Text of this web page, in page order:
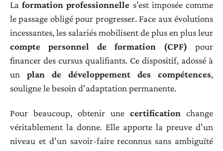
Laformation professionnelle s’est imposée comme
le passage obligé pour progresser. Face aux évolutions
incessantes, les salariés mobilisent de plus en plus leur
compte personnel de formation (CPF) pour
financer des cursus qualifiants. Ce dispositif, adossé à
un plan de développement des compétences,
souligne le besoin d’adaptation permanente.
Pour beaucoup, obtenir une certification change
véritablement la donne. Elle apporte la preuve d’un
niveau et d’un savoir-faire reconnus sans ambiguïté